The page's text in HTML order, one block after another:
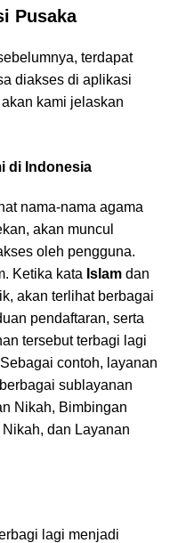
Pusaka
terdapat
diakses di aplikasi
kami jelaskan
di Indonesia
nama-nama agama
akan muncul
oleh pengguna.
Ketika kata Islam dan
akan terlihat berbagai
pendaftaran, serta
tersebut terbagi lagi
contoh, layanan
sublayanan
Nikah, Bimbingan
dan Layanan
lagi menjadi